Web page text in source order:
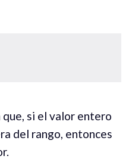
si el valor entero
del rango, entonces